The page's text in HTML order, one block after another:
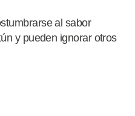
al sabor
y pueden ignorar otros